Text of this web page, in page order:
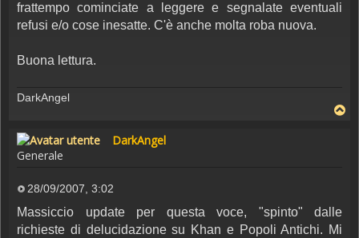
frattempo cominciate a leggere e segnalate eventuali
refusi e/o cose inesatte. C'è anche molta roba nuova.
Buona lettura.
DarkAngel
DarkAngel
Generale
28/09/2007, 3:02
Massiccio update per questa voce, "spinto" dalle
richieste di delucidazione su Khan e Popoli Antichi. Mi